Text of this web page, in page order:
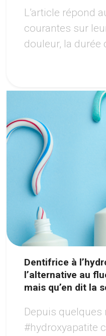
L’article répond
courantes sur
douleur, la durée
option moderne
sourire
Dentifrice à
l’alternative au
mais qu’en dit la
Depuis quelques
#hydroxyapatite